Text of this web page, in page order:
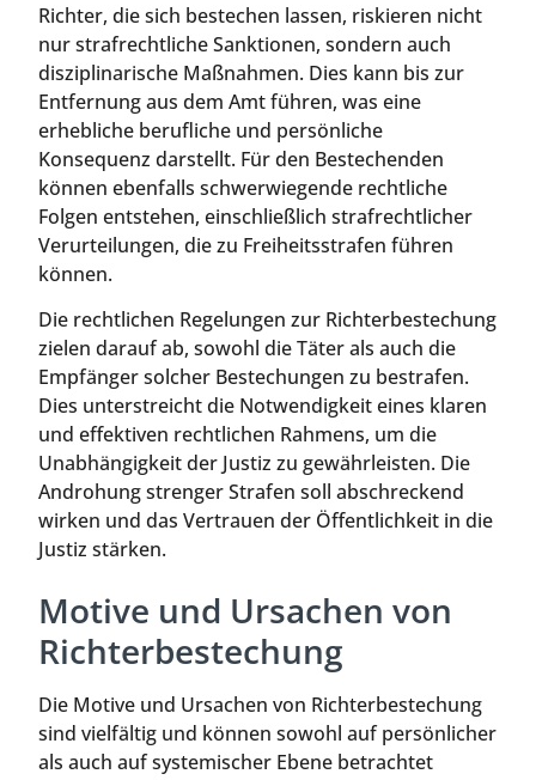
Richter, die sich bestechen lassen, riskieren nicht
nur strafrechtliche Sanktionen, sondern auch
disziplinarische Maßnahmen. Dies kann bis zur
Entfernung aus dem Amt führen, was eine
erhebliche berufliche und persönliche
Konsequenz darstellt. Für den Bestechenden
können ebenfalls schwerwiegende rechtliche
Folgen entstehen, einschließlich strafrechtlicher
Verurteilungen, die zu Freiheitsstrafen führen
können.
Die rechtlichen Regelungen zur Richterbestechung
zielen darauf ab, sowohl die Täter als auch die
Empfänger solcher Bestechungen zu bestrafen.
Dies unterstreicht die Notwendigkeit eines klaren
und effektiven rechtlichen Rahmens, um die
Unabhängigkeit der Justiz zu gewährleisten. Die
Androhung strenger Strafen soll abschreckend
wirken und das Vertrauen der Öffentlichkeit in die
Justiz stärken.
Motive und Ursachen von
Richterbestechung
Die Motive und Ursachen von Richterbestechung
sind vielfältig und können sowohl auf persönlicher
als auch auf systemischer Ebene betrachtet